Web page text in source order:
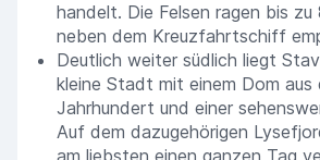
handelt. Die Felsen ragen bis
neben dem Kreuzfahrtschiff
Deutlich weiter südlich liegt
kleine Stadt mit einem Dom aus
Jahrhundert und einer
Auf dem dazugehörigen
am liebsten einen ganzen Tag